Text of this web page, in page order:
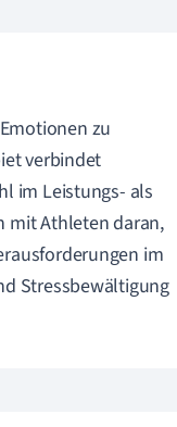
zu
verbindet
im Leistungs- als
mit Athleten daran,
im
Stressbewältigung